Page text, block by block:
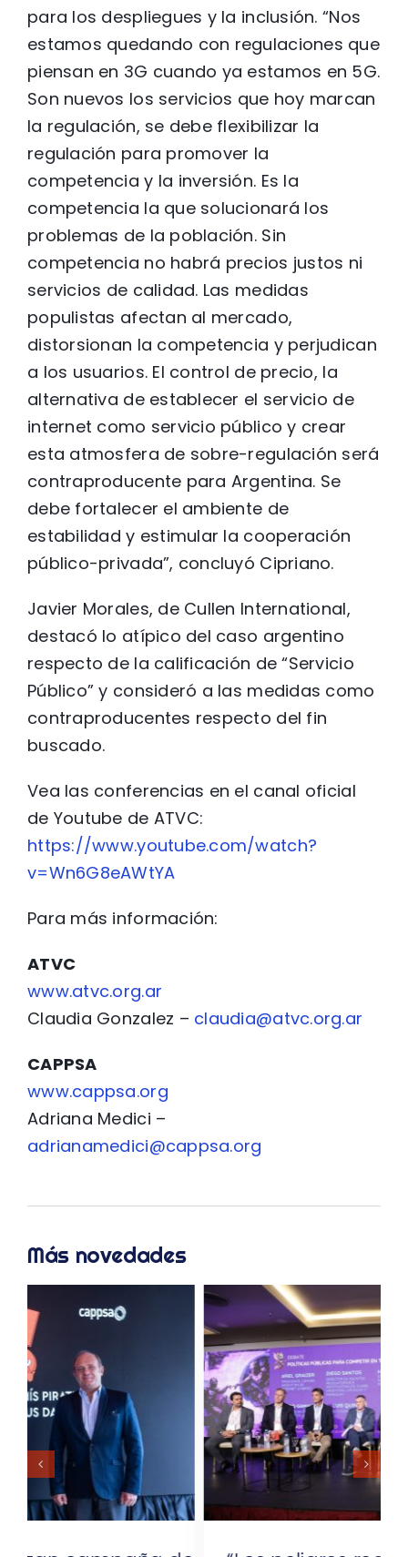
para los despliegues y la inclusión. “Nos
estamos quedando con regulaciones que
piensan en 3G cuando ya estamos en 5G.
Son nuevos los servicios que hoy marcan
la regulación, se debe flexibilizar la
regulación para promover la
competencia y la inversión. Es la
competencia la que solucionará los
problemas de la población. Sin
competencia no habrá precios justos ni
servicios de calidad. Las medidas
populistas afectan al mercado,
distorsionan la competencia y perjudican
a los usuarios. El control de precio, la
alternativa de establecer el servicio de
internet como servicio público y crear
esta atmosfera de sobre-regulación será
contraproducente para Argentina. Se
debe fortalecer el ambiente de
estabilidad y estimular la cooperación
público-privada”, concluyó Cipriano.
Javier Morales, de Cullen International,
destacó lo atípico del caso argentino
respecto de la calificación de “Servicio
Público” y consideró a las medidas como
contraproducentes respecto del fin
buscado.
Vea las conferencias en el canal oficial
de Youtube de ATVC:
https://www.youtube.com/watch?
v=Wn6G8eAWtYA
Para más información:
ATVC
www.atvc.org.ar
Claudia Gonzalez – claudia@atvc.org.ar
CAPPSA
www.cappsa.org
Adriana Medici –
adrianamedici@cappsa.org
Más novedades